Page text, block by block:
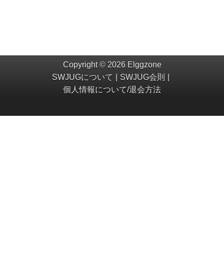
Copyright © 2026 Elggzone
SWJUGについて
SWJUG会則
個人情報について/退会方法